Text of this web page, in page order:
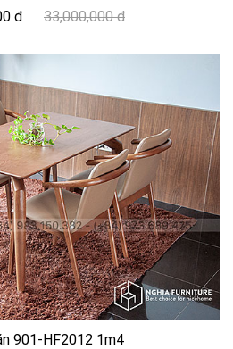
đ
33,000,000 đ
901-HF2012 1m4